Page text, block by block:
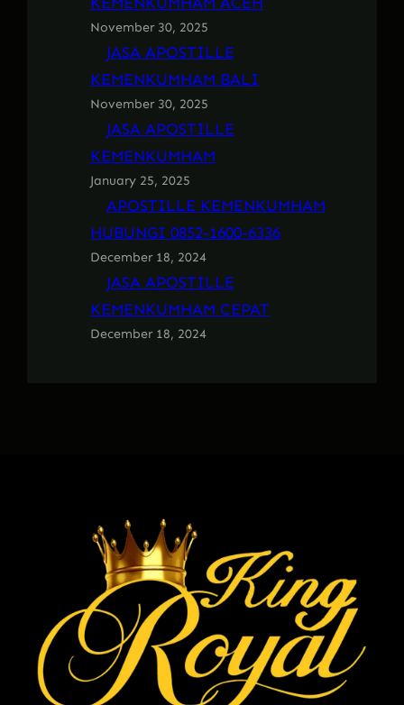
November 30, 2025
JASA APOSTILLE
KEMENKUMHAM BALI
November 30, 2025
JASA APOSTILLE
KEMENKUMHAM
January 25, 2025
APOSTILLE KEMENKUMHAM
HUBUNGI 0852-1600-6336
December 18, 2024
JASA APOSTILLE
KEMENKUMHAM CEPAT
December 18, 2024